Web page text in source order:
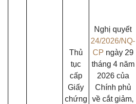
Thủ
tục
cấp
Giấy
chứng
Nghị quyết
24/2026/NQ-
CP ngày 29
tháng 4 năm
2026 của
Chính phủ
về cắt giảm,